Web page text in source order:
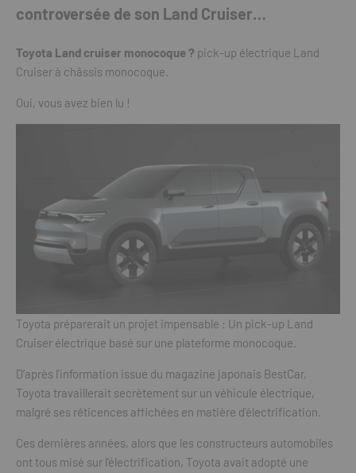
controversée de son Land Cruiser…
Toyota Land cruiser monocoque ? pick-up électrique Land
Cruiser à châssis monocoque.
Oui, vous avez bien lu !
Toyota préparerait un projet impensable : Un pick-up Land
Cruiser électrique basé sur une plateforme monocoque.
D’après l’information issue du magazine japonais BestCar,
Toyota travaillerait secrètement sur un véhicule électrique,
malgré ses réticences affichées en matière d’électrification.
Ces dernières années, alors que les constructeurs automobiles
ont tous misé sur l’électrification, Toyota avait adopté une